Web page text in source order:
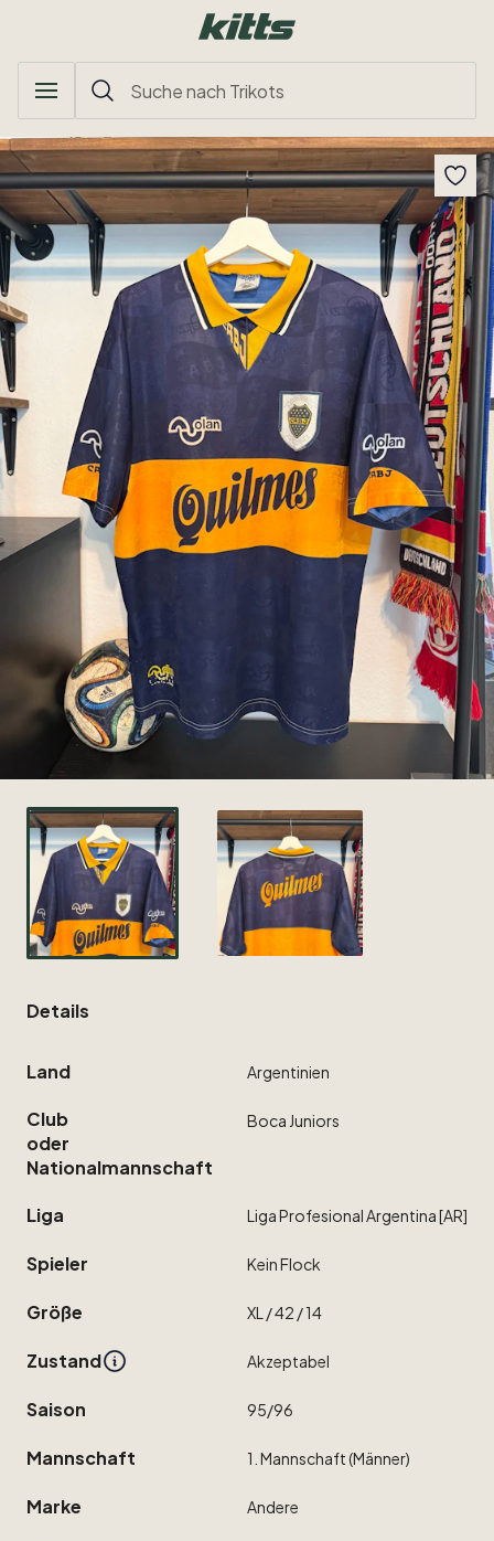
Details
Land Argentinien
Club
oder
Nationalmannschaft
Boca Juniors
Liga LigaProfesionalArgentina[AR]
Spieler KeinFlock
Größe XL ​/​42 ​/​14
Zustand Akzeptabel
Saison 95​/​96
Mannschaft 1. Mannschaft(Männer)
Marke Andere